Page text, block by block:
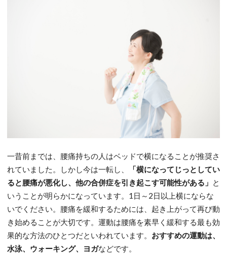
一昔前までは、腰痛持ちの人はベッドで横になることが推奨さ
れていました。しかし今は一転し、
「横になってじっとしてい
ると腰痛が悪化し、他の合併症を引き起こす可能性がある」 と
いうことが明らかになっています。1日～2日以上横にならな
いでください。腰痛を緩和するためには、起き上がって再び動
き始めることが大切です。運動は腰痛を素早く緩和する最も効
果的な方法のひとつだといわれています。 おすすめの運動は、
水泳、ウォーキング、ヨガなどです。